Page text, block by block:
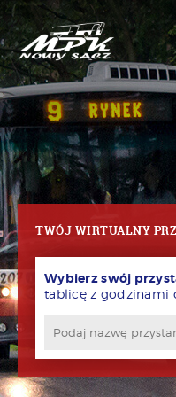
TWÓJ WIRTUALNY
Wybierz swój
tablicę z godzinami